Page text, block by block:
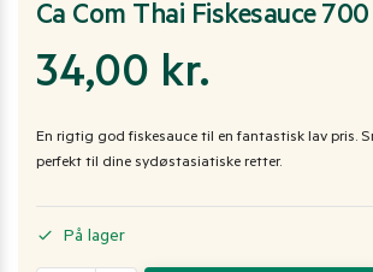
Ca Com Thai Fiskesauce
34,00 kr.
En rigtig god fiskesauce til en fantastisk lav pris.
perfekt til dine sydøstasiatiske retter.
På lager